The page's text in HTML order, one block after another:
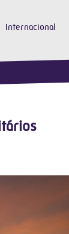
Internacional